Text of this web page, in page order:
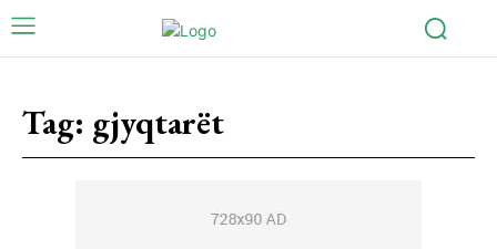
Tag: gjyqtarët